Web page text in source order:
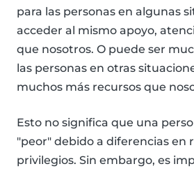
para las personas en algunas
acceder al mismo apoyo,
que nosotros. O puede ser
las personas en otras
muchos más recursos que
Esto no significa que una
"peor" debido a diferencias en
privilegios. Sin embargo, es